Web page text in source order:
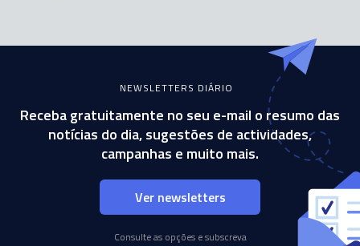
NEWSLETTERS DIÁRIO
Receba gratuitamente no seu e-mail o resumo das
notícias do dia, sugestões de actividades,
campanhas e muito mais.
Ver newsletters
Consulte as opções e subscreva